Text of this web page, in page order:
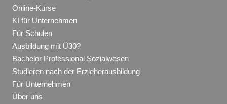
Online-Kurse
KI für Unternehmen
Für Schulen
Ausbildung mit Ü30?
Bachelor Professional Sozialwesen
Studieren nach der Erzieherausbildung
Für Unternehmen
Über uns